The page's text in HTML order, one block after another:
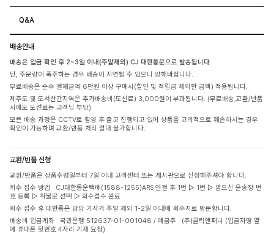
Q&A
배송안내
배송은 입금 확인 후 2~3일 이내(주말제외) CJ 대한통운으로 발송됩니다.
단, 주문량이 폭주하는 경우 배송이 지연될 수 있으니 양해바랍니다.
무료배송은 순수 결제금액 6만원 이상 구매시(할인 및 적립금 제외한 금액) 적용됩니다.
제주도 및 도서산간지역은 추가배송비(도선료) 3,000원이 부과됩니다. (무료배송,교환/반품
시에도 도선료는 고객님 부담)
모든 배송 과정은 CCTV로 촬영 후 출고 진행되고 있어 상품을 고의적으로 훼손하시는 경우
확인이 가능하며 교환/반품 처리 절대 불가합니다.
교환/반품 신청
교환/반품은 상품수령일부터 7일 이내 고객센터 또는 게시판으로 신청해주셔야 합니다.
회수 접수 방법 : CJ대한통운택배(1588-1255)ARS 연결 후 1번 ▷ 1번 ▷ 받으신 운송장 번
호 등록 ▷ 착불로 선택 ▷ 회수접수 완료
회수 접수 후 대한통운 담당 기사가 주말 제외 1-2일 이내에 회수지로 방문합니다.
배송비 입금계좌 : 국민은행 512637-01-001048 / 예금주 : (주)클릭앤퍼니 (입금자명 옆
에 휴대폰 뒷번호 4자리 기재 요청)